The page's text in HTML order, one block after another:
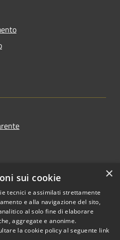
Copyright © 2026 • Comune di
Berchidda • Powered by
×
sui cookie
tecnici e assimilati strettamente
e alla navigazione del sito,
al solo fine di elaborare
aggregate e anonime.
la cookie policy al seguente link